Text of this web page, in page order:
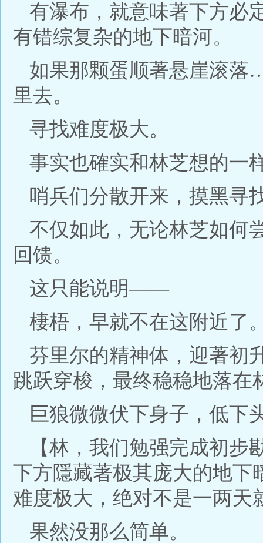
有瀑布，就意味著下方必
有错综复杂的地下暗河。
如果那颗蛋顺著悬崖滚
里去。
寻找难度极大。
事实也確实和林芝想的一
哨兵们分散开来，摸黑寻
不仅如此，无论林芝如何
回馈。
这只能说明——
棲梧，早就不在这附近了
芬里尔的精神体，迎著初
跳跃穿梭，最终稳稳地落在
巨狼微微伏下身子，低下
【林，我们勉强完成初
下方隱藏著极其庞大的地下
难度极大，绝对不是一两天
果然没那么简单。